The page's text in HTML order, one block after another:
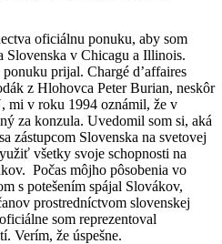
oficiálnu ponuku, aby som
Slovenska v Chicagu a Illinois.
prijal. Chargé d’affaires
z Hlohovca Peter Burian, neskôr
mi v roku 1994 oznámil, že v
za konzula. Uvedomil som si, aká
zástupcom Slovenska na svetovej
všetky svoje schopnosti na
Počas môjho pôsobenia vo
s potešením spájal Slovákov,
prostredníctvom slovenskej
som reprezentoval
Verím, že úspešne.